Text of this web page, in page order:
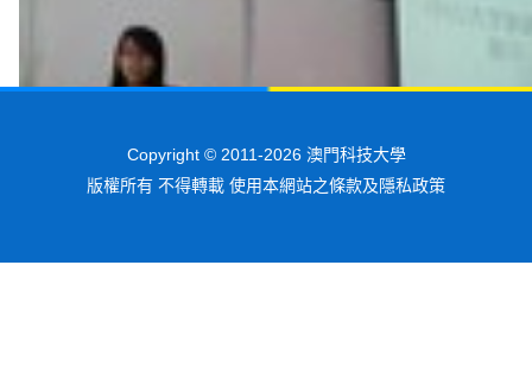
Copyright © 2011-2026 澳門科技大學
版權所有 不得轉載 使用本網站之條款及隱私政策